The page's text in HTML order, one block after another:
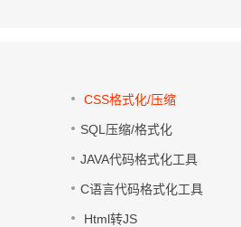
CSS格式化/压缩
SQL压缩/格式化
JAVA代码格式化工具
C语言代码格式化工具
Html转JS